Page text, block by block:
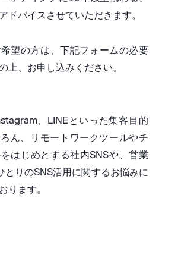
ドバイスさせていただきます。
望の方は、下記フォームの必要
上、お申し込みください。
、LINEといった集客目的
ん、リモートワークツールやチ
はじめとする社内SNSや、営業
とりのSNS活用に関するお悩みに
ります。